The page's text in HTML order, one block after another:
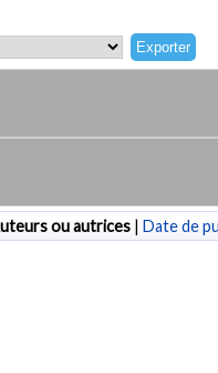
ou autrices | Date de